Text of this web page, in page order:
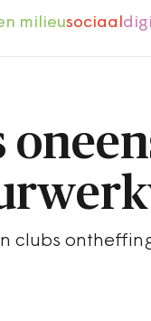
milieusociaal
clubs